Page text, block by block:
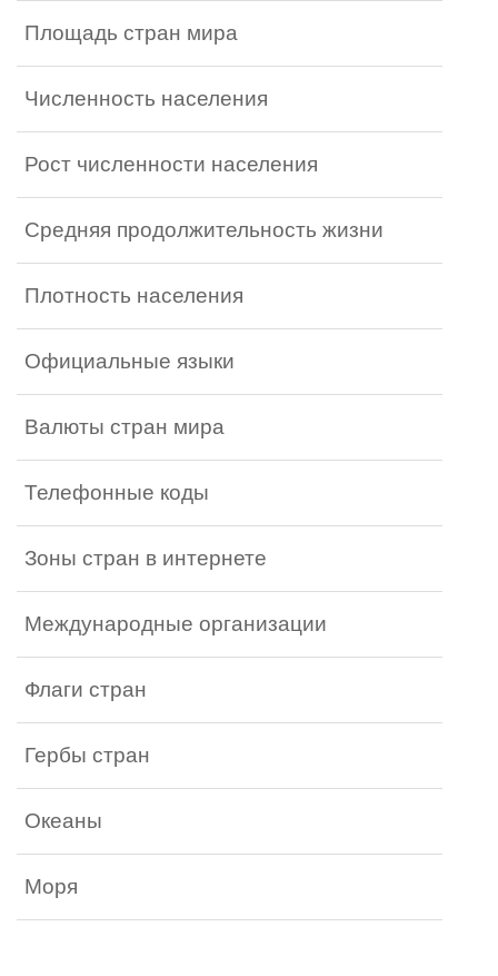
Площадь стран мира
Численность населения
Рост численности населения
Средняя продолжительность жизни
Плотность населения
Официальные языки
Валюты стран мира
Телефонные коды
Зоны стран в интернете
Международные организации
Флаги стран
Гербы стран
Океаны
Моря